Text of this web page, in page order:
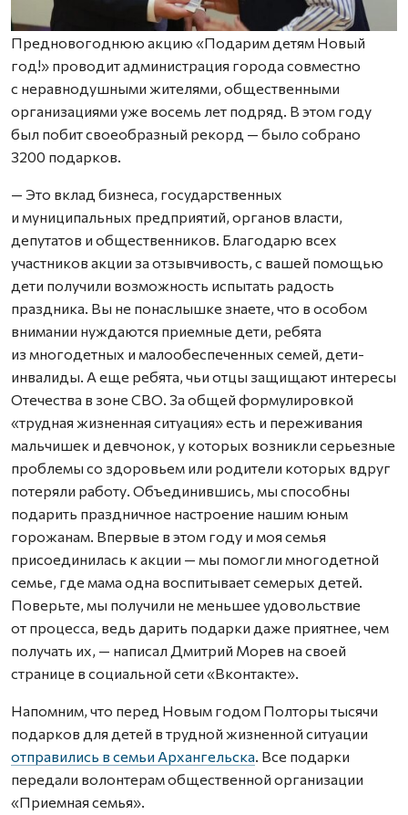
Предновогоднюю акцию «Подарим детям Новый
год!» проводит администрация города совместно
с неравнодушными жителями, общественными
организациями уже восемь лет подряд. В этом году
был побит своеобразный рекорд — было собрано
3200 подарков.
— Это вклад бизнеса, государственных
и муниципальных предприятий, органов власти,
депутатов и общественников. Благодарю всех
участников акции за отзывчивость, с вашей помощью
дети получили возможность испытать радость
праздника. Вы не понаслышке знаете, что в особом
внимании нуждаются приемные дети, ребята
из многодетных и малообеспеченных семей, дети-
инвалиды. А еще ребята, чьи отцы защищают интересы
Отечества в зоне СВО. За общей формулировкой
«трудная жизненная ситуация» есть и переживания
мальчишек и девчонок, у которых возникли серьезные
проблемы со здоровьем или родители которых вдруг
потеряли работу. Объединившись, мы способны
подарить праздничное настроение нашим юным
горожанам. Впервые в этом году и моя семья
присоединилась к акции — мы помогли многодетной
семье, где мама одна воспитывает семерых детей.
Поверьте, мы получили не меньшее удовольствие
от процесса, ведь дарить подарки даже приятнее, чем
получать их, — написал Дмитрий Морев на своей
странице в социальной сети «Вконтакте».
Напомним, что перед Новым годом Полторы тысячи
подарков для детей в трудной жизненной ситуации
отправились в семьи Архангельска. Все подарки
передали волонтерам общественной организации
«Приемная семья».